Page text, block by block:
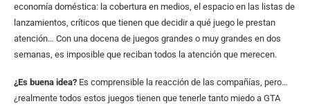
economía doméstica: la cobertura en medios, el espacio en las listas de
lanzamientos, críticos que tienen que decidir a qué juego le prestan
atención… Con una docena de juegos grandes o muy grandes en dos
semanas, es imposible que reciban todos la atención que merecen.
¿Es buena idea? Es comprensible la reacción de las compañías, pero…
¿realmente todos estos juegos tienen que tenerle tanto miedo a GTA